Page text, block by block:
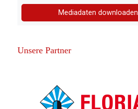
Mediadaten downloaden
Unsere Partner